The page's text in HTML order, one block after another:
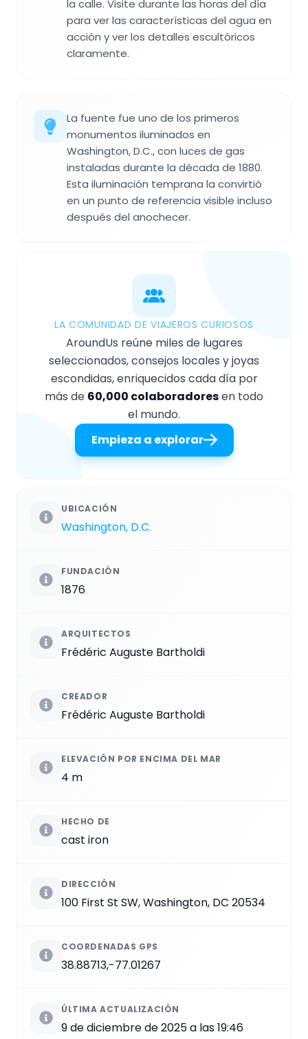
la calle. Visite durante las horas del día
para ver las características del agua en
acción y ver los detalles escultóricos
claramente.
La fuente fue uno de los primeros
monumentos iluminados en
Washington, D.C., con luces de gas
instaladas durante la década de 1880.
Esta iluminación temprana la convirtió
en un punto de referencia visible incluso
después del anochecer.
LA COMUNIDAD DE VIAJEROS CURIOSOS
AroundUs reúne miles de lugares
seleccionados, consejos locales y joyas
escondidas, enriquecidos cada día por
más de 60,000 colaboradoresen todo
el mundo.
Empieza a explorar
UBICACIÓN
Washington, D.C.
FUNDACIÓN
1876
ARQUITECTOS
Frédéric Auguste Bartholdi
CREADOR
Frédéric Auguste Bartholdi
ELEVACIÓN POR ENCIMA DEL MAR
4 m
HECHO DE
cast iron
DIRECCIÓN
100 First St SW, Washington, DC 20534
COORDENADAS GPS
38.88713,-77.01267
ÚLTIMA ACTUALIZACIÓN
9 de diciembre de 2025 a las 19:46